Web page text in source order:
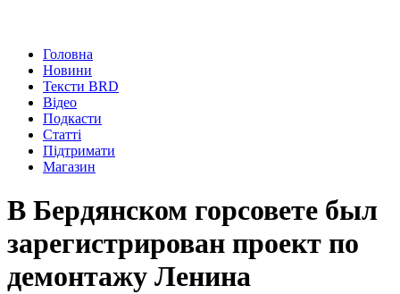
Головна
Новини
Тексти BRD
Відео
Подкасти
Статті
Підтримати
Магазин
В Бердянском горсовете был
зарегистрирован проект по
демонтажу Ленина